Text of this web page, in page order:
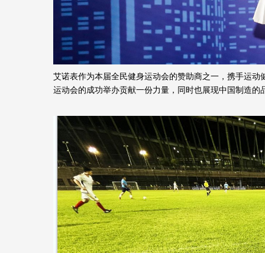
艾诺表作为本届全民健身运动会的赞助商之一，携手运动
运动会的成功举办贡献一份力量，同时也展现中国制造的